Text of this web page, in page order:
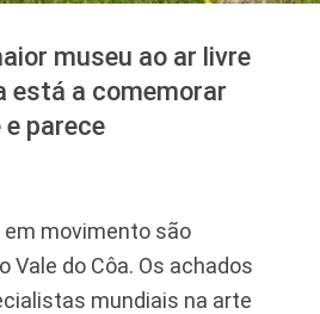
museu ao ar livre
está a comemorar
parece
movimento são
do Côa. Os achados
mundiais na arte